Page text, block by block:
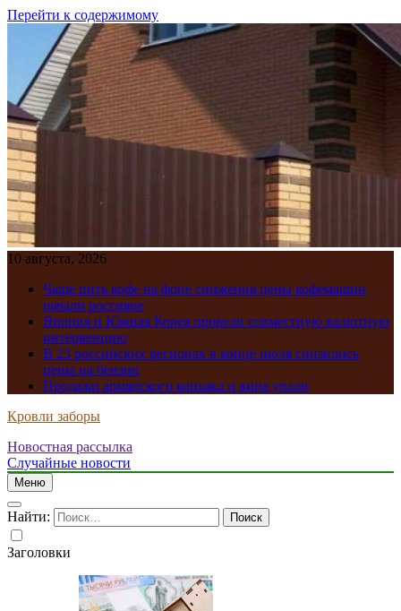
Перейти к содержимому
10 августа, 2026
Чаще пить кофе на фоне снижения цены кофемашин
начали россияне
Япония и Южная Корея провели совместную валютную
интервенцию
В 23 российских регионах в конце июля снизились
цены на бензин
Продажи армянского коньяка и вина упали
Кровли заборы
Новостная рассылка
Случайные новости
Меню
Найти:
Заголовки